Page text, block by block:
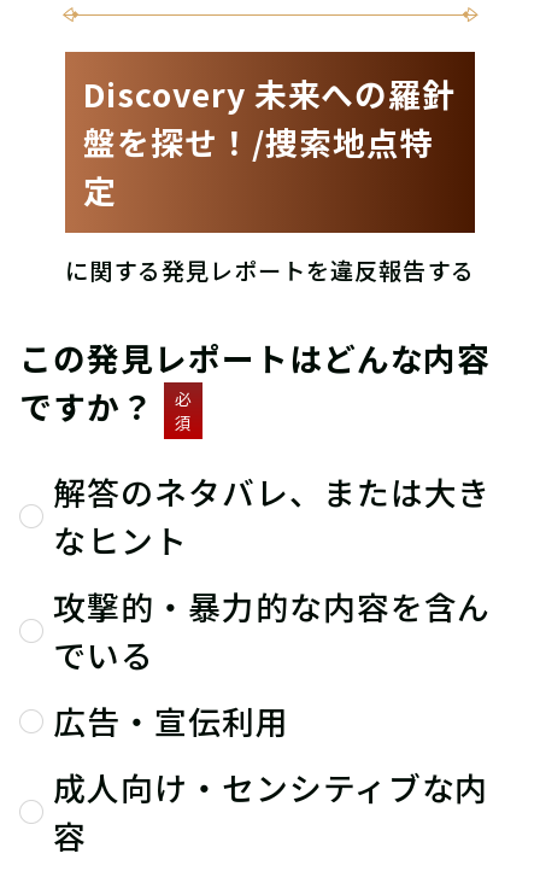
Discovery 未来への羅針
盤を探せ！/捜索地点特
定
に関する発見レポートを違反報告する
この発見レポートはどんな内容
ですか？
必
須
解答のネタバレ、または大き
なヒント
攻撃的・暴力的な内容を含ん
でいる
広告・宣伝利用
成人向け・センシティブな内
容